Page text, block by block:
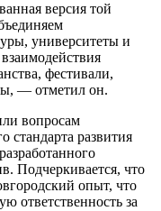
версия той
университеты и
фестивали,
— отметил он.
вопросам
стандарта развития
Подчеркивается, что
опыт, что
ответственность за